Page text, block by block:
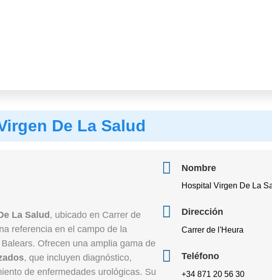
De La Salud
La Salud, ubicado en Carrer de
referencia en el campo de la
Ofrecen una amplia gama de
, que incluyen diagnóstico,
de enfermedades urológicas. Su
Nombre
Hospital Virgen De La
Dirección
Carrer de l'Heura
Teléfono
+34 871 20 56 30